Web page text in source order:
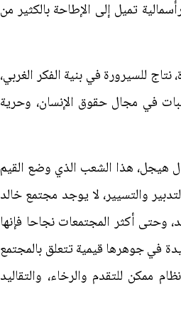
تميل إلى الإطاحة بالكثير من
للسيرورة في بنية الفكر الغربي،
في مجال حقوق الإنسان، وحرية
هيجل، هذا الشعب الذي وضع القيم
والتسيير، لا يوجد مجتمع خالد
وحتى أكثر المجتمعات نجاحا فإنها
تواجه مشاكل جديدة في جوهرها قيمية تتعلق بالمجتمع
ممكن للتقدم والرخاء، والتقاليد